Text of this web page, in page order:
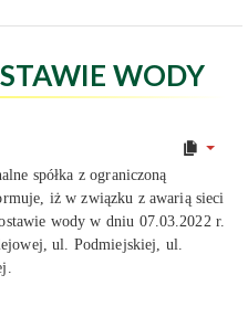
WODY
spółka z ograniczoną
iż w związku z awarią sieci
wody w dniu 07.03.2022 r.
ul. Podmiejskiej, ul.